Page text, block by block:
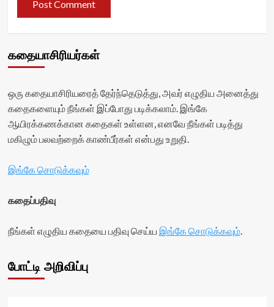
கதையாசிரியர்கள்
ஒரு கதையாசிரியரைத் தேர்ந்தெடுத்து, அவர் எழுதிய அனைத்து
கதைகளையும் நீங்கள் இப்போது படிக்கலாம். இங்கே
ஆயிரக்கணக்கான கதைகள் உள்ளன, எனவே நீங்கள் படித்து
மகிழும் பலவற்றைக் காண்பீர்கள் என்பது உறுதி.
இங்கே சொடுக்கவும்
கதைப்பதிவு
நீங்கள் எழுதிய கதையை பதிவு செய்ய இங்கே சொடுக்கவும்.
போட்டி அறிவிப்பு